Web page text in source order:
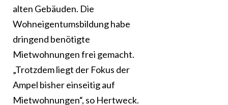
alten Gebäuden. Die
Wohneigentumsbildung habe
dringend benötigte
Mietwohnungen frei gemacht.
„Trotzdem liegt der Fokus der
Ampel bisher einseitig auf
Mietwohnungen“, so Hertweck.